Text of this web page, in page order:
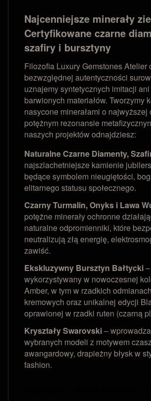
Najcenniejsze minerały
Certyfikowane czarne
szafiry i bursztyny
Filozofia Luxury Gemstones Atelier
bezwzględnej autentyczności
uznajemy syntetycznych imitacji
barwionych materiałów. Tworzymy
nasycone minerałami o najwyższej
potężnym rezonansie
naszych projektów odnajdziesz:
Naturalne Czarne Diamenty,
najszlachetniejsze kamienie
będące symbolem nieugiętości,
elitarnego statusu społecznego.
Czarny Turmalin, Onyks i Lawa
potężne minerały ochronne
naturalne odpromienniki, które
neutralizują złą energię,
zawiść.
Ekskluzywny Bursztyn Bałtycki–
wykorzystywany w nowoczesnej
Amber, w tym w rzadkich
kremowych oraz unikalnej edycji
oprawionej w rzadki ruten (czarną
Kryształy Swarovski–
wybranych modeli z motywem
awangardowy, drapieżny błysk w
fashion.